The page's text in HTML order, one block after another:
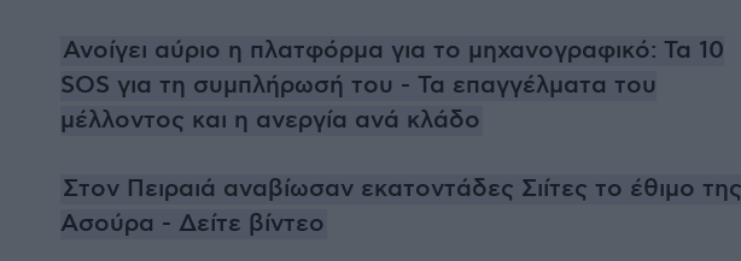
Ανοίγει αύριο η πλατφόρμα για το μηχανογραφικό: Τα 10
SOS για τη συμπλήρωσή του - Τα επαγγέλματα του
μέλλοντος και η ανεργία ανά κλάδο
Στον Πειραιά αναβίωσαν εκατοντάδες Σιίτες το έθιμο της
Ασούρα - Δείτε βίντεο